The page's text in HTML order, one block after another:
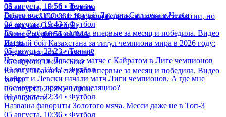
06 августа, 10:18 • Футбол
Объявлен UFC 331: Царукян будет в со-главном событии, но
не против Оливейры
06 августа, 06:55 • ММА
Первый бой Казахстана за титул чемпиона мира в 2026 году:
где, когда и что за боксер?
06 августа, 06:26 • Бокс
Елена Рыбакина сыграла впервые за месяц и победила. Видео
матча
05 августа, 23:23 • Теннис
еще новости
05 августа, 19:56 • Теннис
Видео всех голов и матчей Дастана Сатпаева в Челси
04 августа, 19:43 • Футбол
Елена Рыбакина сыграла впервые за месяц и победила. Видео
матча
05 августа, 23:23 • Теннис
Что думают в Левски о матче с Кайратом в Лиге чемпионов
04 августа, 12:42 • Футбол
Кайрат и Левски начали матч Лиги чемпионов. А где мне
посмотреть прямую трансляцию?
04 августа, 22:34 • Футбол
Названы фавориты Золотого мяча. Месси даже не в Топ-3
05 августа, 10:36 • Футбол